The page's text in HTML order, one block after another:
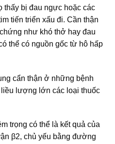
thấy bị đau ngực hoặc các
tiến triển xấu đi. Cần thận
như khó thở hay đau
thể có nguồn gốc từ hô hấp
cẩn thận ở những bệnh
lượng lớn các loại thuốc
trọng có thể là kết quả của
β2, chủ yếu bằng đường